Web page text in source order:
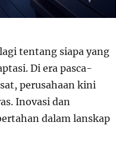
tentang siapa yang
Di era pasca-
perusahaan kini
Inovasi dan
dalam lanskap